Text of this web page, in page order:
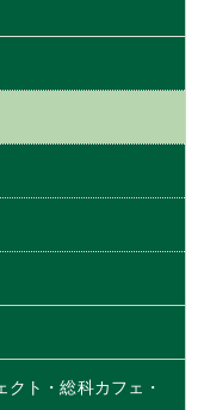
ト・総科カフェ・